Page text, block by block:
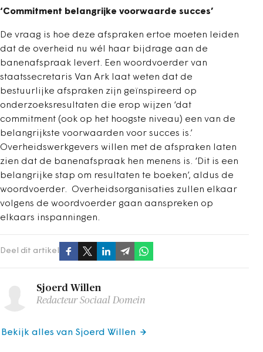
‘Commitment belangrijke voorwaarde succes’
De vraag is hoe deze afspraken ertoe moeten leiden
dat de overheid nu wél haar bijdrage aan de
banenafspraak levert. Een woordvoerder van
staatssecretaris Van Ark laat weten dat de
bestuurlijke afspraken zijn geïnspireerd op
onderzoeksresultaten die erop wijzen ‘dat
commitment (ook op het hoogste niveau) een van de
belangrijkste voorwaarden voor succes is.’
Overheidswerkgevers willen met de afspraken laten
zien dat de banenafspraak hen menens is. ‘Dit is een
belangrijke stap om resultaten te boeken’, aldus de
woordvoerder. Overheidsorganisaties zullen elkaar
volgens de woordvoerder gaan aanspreken op
elkaars inspanningen.
Deel dit artikel
Sjoerd Willen
Redacteur Sociaal Domein
Bekijk alles van Sjoerd Willen